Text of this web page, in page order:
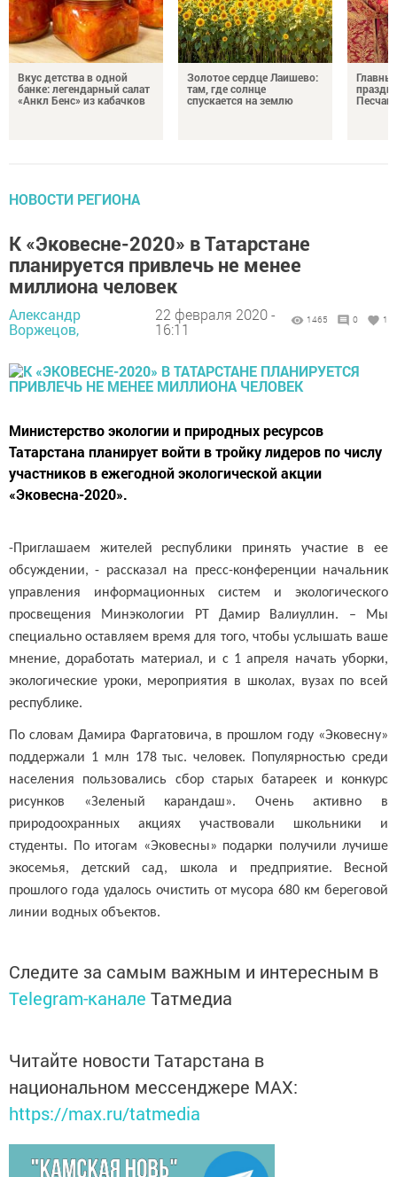
Вкус детства в одной
банке: легендарный салат
«Анкл Бенс» из кабачков
Золотое сердце Лаишево:
там, где солнце
спускается на землю
НОВОСТИ РЕГИОНА
К «Эковесне-2020» в Татарстане
планируется привлечь не менее
миллиона человек
Александр
Воржецов,
22 февраля 2020 -
16:11
1465 0 1
Министерство экологии и природных ресурсов
Татарстана планирует войти в тройку лидеров по числу
участников в ежегодной экологической акции
«Эковесна-2020».
-Приглашаем жителей республики принять участие в ее
обсуждении, - рассказал на пресс-конференции начальник
управления информационных систем и экологического
просвещения Минэкологии РТ Дамир Валиуллин. – Мы
специально оставляем время для того, чтобы услышать ваше
мнение, доработать материал, и с 1 апреля начать уборки,
экологические уроки, мероприятия в школах, вузах по всей
республике.
По словам Дамира Фаргатовича, в прошлом году «Эковесну»
поддержали 1 млн 178 тыс. человек. Популярностью среди
населения пользовались сбор старых батареек и конкурс
рисунков «Зеленый карандаш». Очень активно в
природоохранных акциях участвовали школьники и
студенты. По итогам «Эковесны» подарки получили лучише
экосемья, детский сад, школа и предприятие. Весной
прошлого года удалось очистить от мусора 680 км береговой
линии водных объектов.
Следите за самым важным и интересным в
Telegram-канале Татмедиа
Читайте новости Татарстана в
национальном мессенджере MАХ:
https://max.ru/tatmedia